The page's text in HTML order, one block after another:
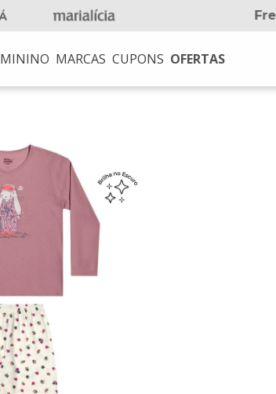
MARCAS CUPONS OFERTAS
MAIS BUSCADOS
menina
menino